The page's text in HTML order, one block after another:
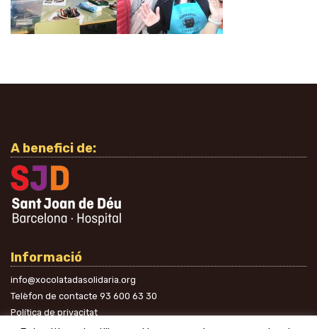
A benefici de:
Informació
info@xocolatadasolidaria.org
Telèfon de contacte 93 600 63 30
Política de privacitat